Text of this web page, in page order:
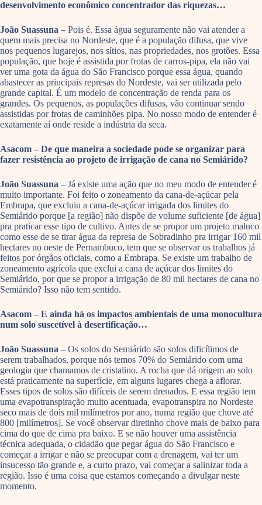
desenvolvimento econômico concentrador das riquezas…
João Suassuna – Pois é. Essa água seguramente não vai atender a
quem mais precisa no Nordeste, que é a população difusa, que vive
nos pequenos lugarejos, nos sítios, nas propriedades, nos grotões. Essa
população, que hoje é assistida por frotas de carros-pipa, ela não vai
ver uma gota da água do São Francisco porque essa água, quando
abastecer as principais represas do Nordeste, vai ser utilizada pelo
grande capital. É um modelo de concentração de renda para os
grandes. Os pequenos, as populações difusas, vão continuar sendo
assistidas por frotas de caminhões pipa. No nosso modo de entender é
exatamente aí onde reside a indústria da seca.
Asacom – De que maneira a sociedade pode se organizar para
fazer resistência ao projeto de irrigação de cana no Semiárido?
João Suassuna – Já existe uma ação que no meu modo de entender é
muito importante. Foi feito o zoneamento da cana-de-açúcar pela
Embrapa, que excluiu a cana-de-açúcar irrigada dos limites do
Semiárido porque [a região] não dispõe de volume suficiente [de água]
pra praticar esse tipo de cultivo. Antes de se propor um projeto maluco
como esse de se tirar água da represa de Sobradinho pra irrigar 160 mil
hectares no oeste de Pernambuco, tem que se observar os trabalhos já
feitos por órgãos oficiais, como a Embrapa. Se existe um trabalho de
zoneamento agrícola que exclui a cana de açúcar dos limites do
Semiárido, por que se propor a irrigação de 80 mil hectares de cana no
Semiárido? Isso não tem sentido.
Asacom – E ainda há os impactos ambientais de uma monocultura
num solo suscetível à desertificação…
João Suassuna – Os solos do Semiárido são solos dificílimos de
serem trabalhados, porque nós temos 70% do Semiárido com uma
geologia que chamamos de cristalino. A rocha que dá origem ao solo
está praticamente na superfície, em alguns lugares chega a aflorar.
Esses tipos de solos são difíceis de serem drenados. E essa região tem
uma evapotranspiração muito acentuada, evapotranspira no Nordeste
seco mais de dois mil milímetros por ano, numa região que chove até
800 [milímetros]. Se você observar diretinho chove mais de baixo para
cima do que de cima pra baixo. E se não houver uma assistência
técnica adequada, o cidadão que pegar água do São Francisco e
começar a irrigar e não se preocupar com a drenagem, vai ter um
insucesso tão grande e, a curto prazo, vai começar a salinizar toda a
região. Isso é uma coisa que estamos começando a divulgar neste
momento.